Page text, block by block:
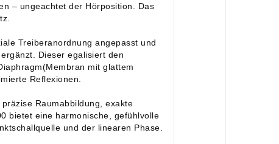
– ungeachtet der Hörposition. Das
Treiberanordnung angepasst und
Dieser egalisiert den
mit glattem
Reflexionen.
Raumabbildung, exakte
bietet eine harmonische, gefühlvolle
und der linearen Phase.